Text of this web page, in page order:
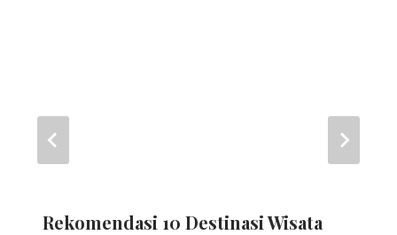
Rekomendasi 10 Destinasi Wisata